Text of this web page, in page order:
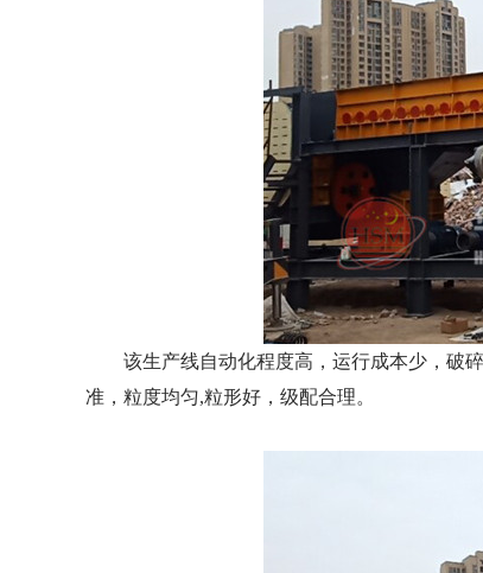
该生产线自动化程度高，运行成本少，破碎
准，粒度均匀,粒形好，级配合理。